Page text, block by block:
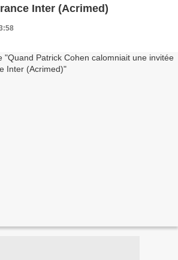
Inter (Acrimed)